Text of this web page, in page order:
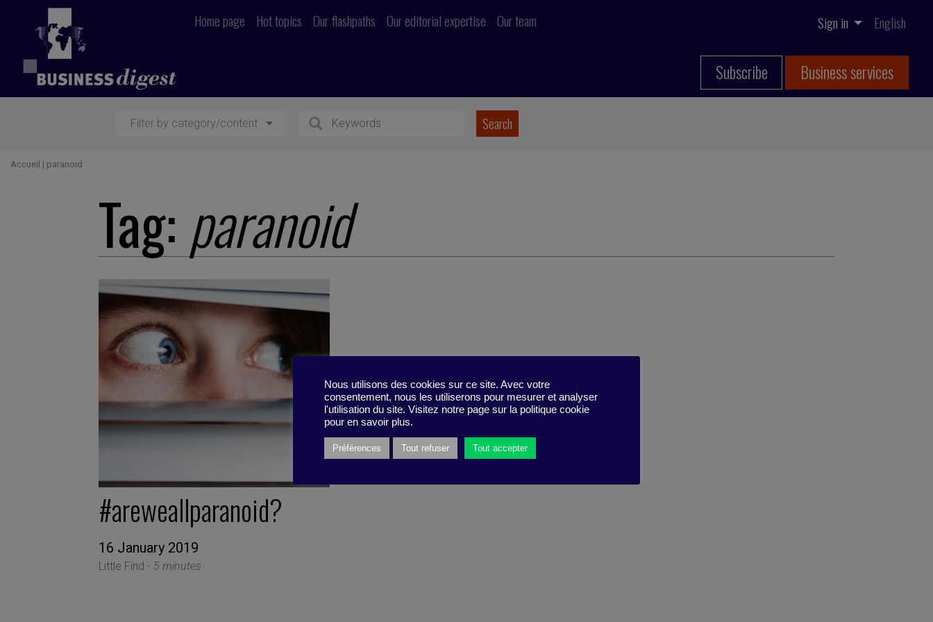
Home page Hot topics Our flashpaths Our editorial expertise Our team Sign in English
Subscribe Business services
Filter by category/content
Accueil | paranoid
Tag: paranoid
#areweallparanoid?
16 January 2019
Little Find - 5 minutes
Nous utilisons des cookies sur ce site. Avec votre
consentement, nous les utiliserons pour mesurer et analyser
l'utilisation du site. Visitez notre page sur la politique cookie
pour en savoir plus.
Préférences Tout refuser Tout accepter